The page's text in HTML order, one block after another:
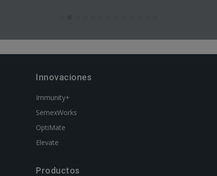
Innovaciones
Immunity+
SemexWorks
OptiMate
Elevate
Productos